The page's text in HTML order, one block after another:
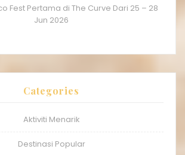
Fest Pertama di The Curve Dari 25 – 28
Jun 2026
Categories
Aktiviti Menarik
Destinasi Popular